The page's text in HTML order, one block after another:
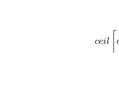
ceil ⌈